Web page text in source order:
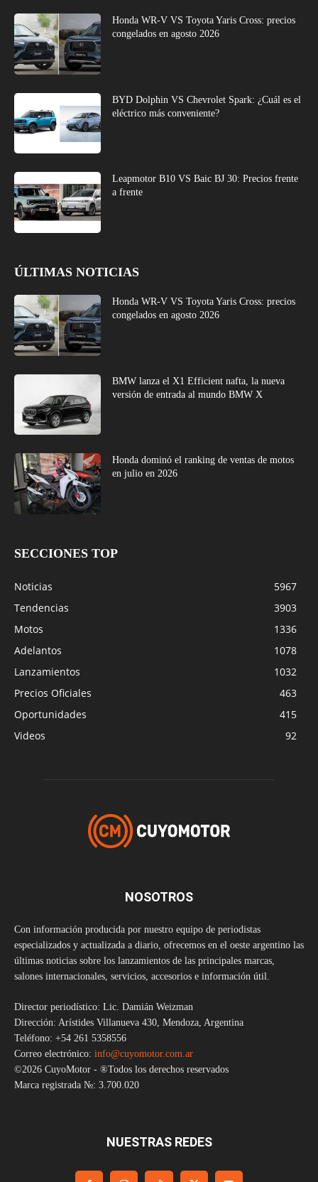
Honda WR-V VS Toyota Yaris Cross: precios
congelados en agosto 2026
BYD Dolphin VS Chevrolet Spark: ¿Cuál es el
eléctrico más conveniente?
Leapmotor B10 VS Baic BJ 30: Precios frente
a frente
ÚLTIMAS NOTICIAS
Honda WR-V VS Toyota Yaris Cross: precios
congelados en agosto 2026
BMW lanza el X1 Efficient nafta, la nueva
versión de entrada al mundo BMW X
Honda dominó el ranking de ventas de motos
en julio en 2026
SECCIONES TOP
Noticias
5967
Tendencias
3903
Motos
1336
Adelantos
1078
Lanzamientos
1032
Precios Oficiales
463
Oportunidades
415
Videos
92
NOSOTROS
Con información producida por nuestro equipo de periodistas
especializados y actualizada a diario, ofrecemos en el oeste argentino las
últimas noticias sobre los lanzamientos de las principales marcas,
salones internacionales, servicios, accesorios e información útil.
Director periodístico: Lic. Damián Weizman
Dirección: Arístides Villanueva 430, Mendoza, Argentina
Teléfono: +54 261 5358556
Correo electrónico: info@cuyomotor.com.ar
©2026 CuyoMotor - ®Todos los derechos reservados
Marca registrada №: 3.700.020
NUESTRAS REDES